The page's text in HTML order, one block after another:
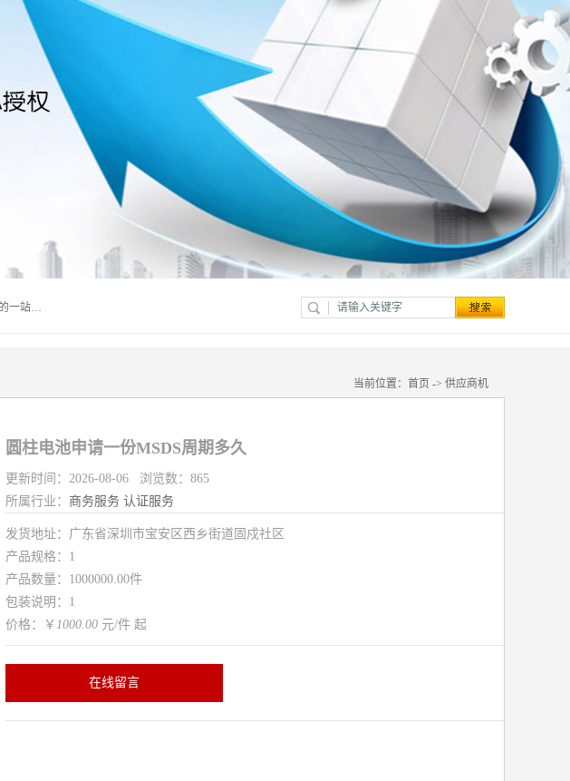
深圳万检通科技有限公司主营:iso9001质量认证机构及质检报告流程，为众多行业和产品提供通行全球解决方案的一站式全领域公共检测、鉴定、验货、srrc认证,质量检测认证及CE认证公司，帮助企业应对全球各种技术贸易壁垒，提升企业竞争优势，满足其对品质的高标准要求。
当前位置： 首页 -> 供应商机
圆柱电池申请一份MSDS周期多久
更新时间：2026-08-06 浏览数：865
所属行业： 商务服务 认证服务
发货地址：广东省深圳市宝安区西乡街道固戍社区
产品规格：1
产品数量：1000000.00件
包装说明：1
价格：￥ 1000.00 元/件 起
在线留言